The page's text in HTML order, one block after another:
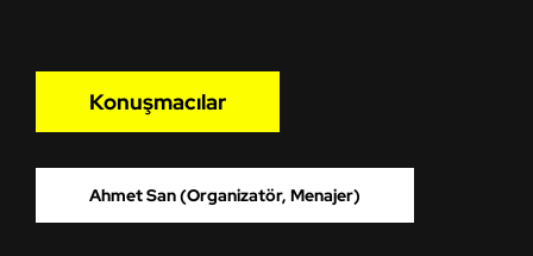
Konuşmacılar
Ahmet San (Organizatör, Menajer)